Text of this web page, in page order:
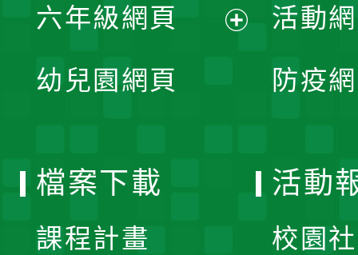
選
開
六年級網頁
幼兒園網頁
活動
防疫
檔案下載
課程計畫
活動
校園